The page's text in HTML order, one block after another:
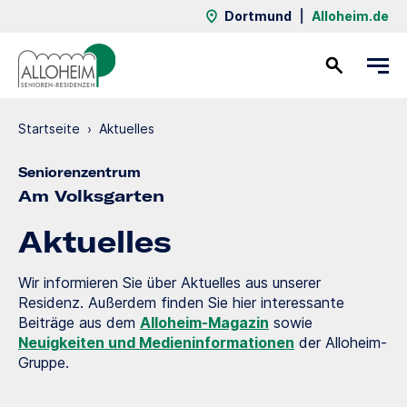
Dortmund Alloheim.de
Startseite › Aktuelles
Seniorenzentrum
Am Volksgarten
Aktuelles
Wir informieren Sie über Aktuelles aus unserer
Residenz. Außerdem finden Sie hier interessante
Beiträge aus dem Alloheim-Magazin sowie
Neuigkeiten und Medieninformationen der Alloheim-
Gruppe.